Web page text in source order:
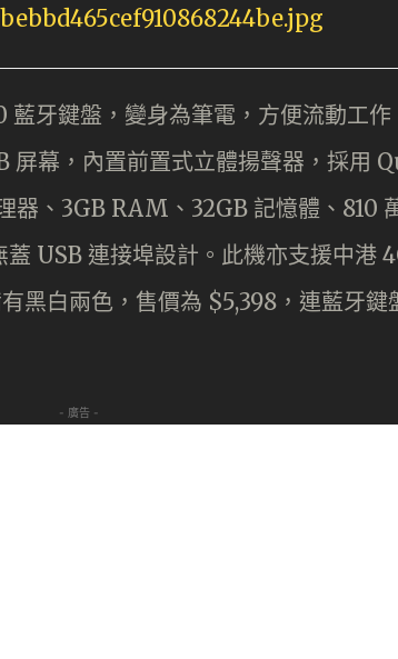
牙鍵盤，變身為筆電，方便流動工作
屏幕，內置前置式立體揚聲器，採用
、3GB RAM、32GB 記憶體、810
USB 連接埠設計。此機亦支援中港
白兩色，售價為 $5,398，連藍牙鍵
- 廣告 -